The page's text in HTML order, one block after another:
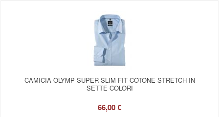
CAMICIA OLYMP SUPER SLIM FIT COTONE STRETCH IN
SETTE COLORI
66,00 €